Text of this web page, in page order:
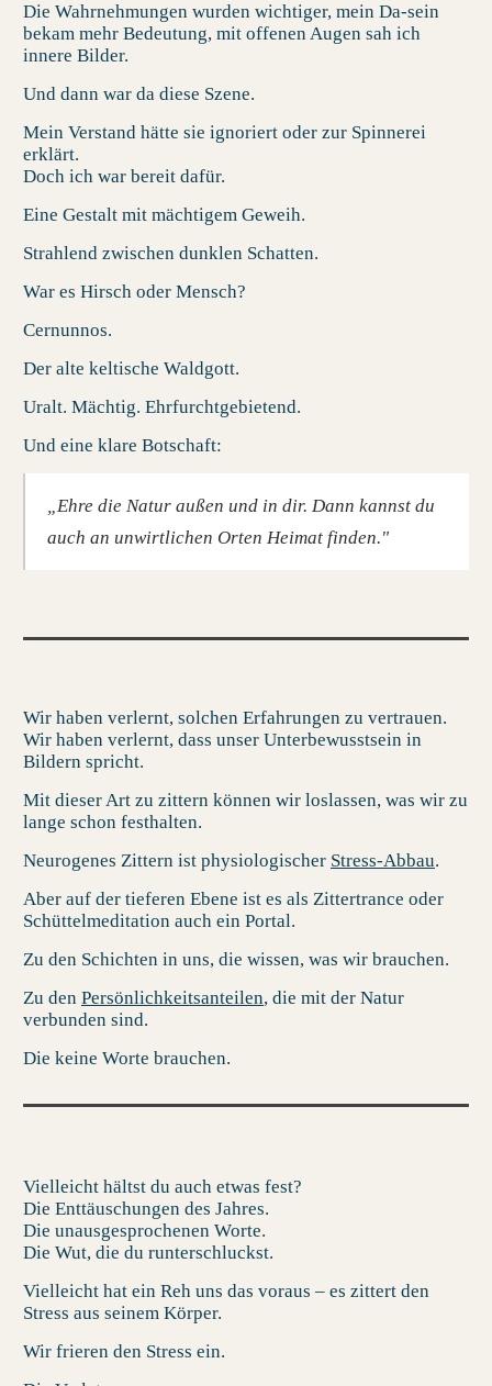
Die Wahrnehmungen wurden wichtiger, mein Da-sein
bekam mehr Bedeutung, mit offenen Augen sah ich
innere Bilder.
Und dann war da diese Szene.
Mein Verstand hätte sie ignoriert oder zur Spinnerei
erklärt.
Doch ich war bereit dafür.
Eine Gestalt mit mächtigem Geweih.
Strahlend zwischen dunklen Schatten.
War es Hirsch oder Mensch?
Cernunnos.
Der alte keltische Waldgott.
Uralt. Mächtig. Ehrfurchtgebietend.
Und eine klare Botschaft:
„Ehre die Natur außen und in dir. Dann kannst du
auch an unwirtlichen Orten Heimat finden."
Wir haben verlernt, solchen Erfahrungen zu vertrauen.
Wir haben verlernt, dass unser Unterbewusstsein in
Bildern spricht.
Mit dieser Art zu zittern können wir loslassen, was wir zu
lange schon festhalten.
Neurogenes Zittern ist physiologischer Stress-Abbau.
Aber auf der tieferen Ebene ist es als Zittertrance oder
Schüttelmeditation auch ein Portal.
Zu den Schichten in uns, die wissen, was wir brauchen.
Zu den Persönlichkeitsanteilen, die mit der Natur
verbunden sind.
Die keine Worte brauchen.
Vielleicht hältst du auch etwas fest?
Die Enttäuschungen des Jahres.
Die unausgesprochenen Worte.
Die Wut, die du runterschluckst.
Vielleicht hat ein Reh uns das voraus – es zittert den
Stress aus seinem Körper.
Wir frieren den Stress ein.